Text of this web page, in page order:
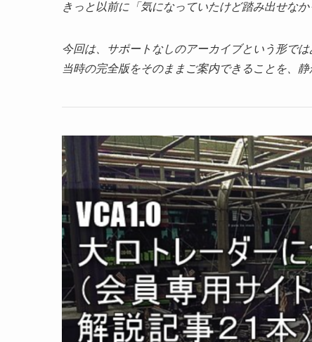
きっと以前に「気になっていたけど踏み出せなか
今回は、サポートなしのアーカイブという形では
当時の完全版をそのままご案内できることを、静